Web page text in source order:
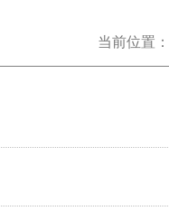
当前位置：